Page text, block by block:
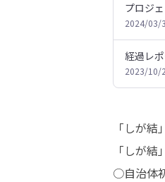
プロジ
2024/03/
経過レ
2023/10/
「しが
「しが
○自治体